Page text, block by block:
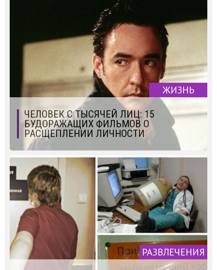
ЖИЗНЬ
ЧЕЛОВЕК С ТЫСЯЧЕЙ ЛИЦ: 15
БУДОРАЖАЩИХ ФИЛЬМОВ О
РАСЩЕПЛЕНИИ ЛИЧНОСТИ
РАЗВЛЕЧЕНИЯ